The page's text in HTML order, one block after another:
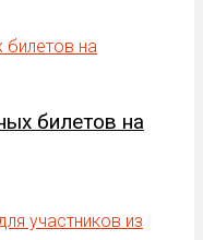
билетов на